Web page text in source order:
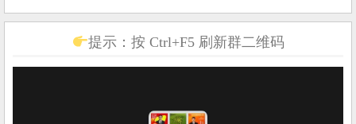
提示：按 Ctrl+F5 刷新群二维码